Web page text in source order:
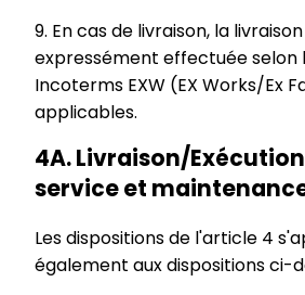
9. En cas de livraison, la
expressément effectuée selon
Incoterms EXW (EX Works/Ex
applicables.
4A. Livraison/
service et
Les dispositions de l'article 4
également aux dispositions ci-